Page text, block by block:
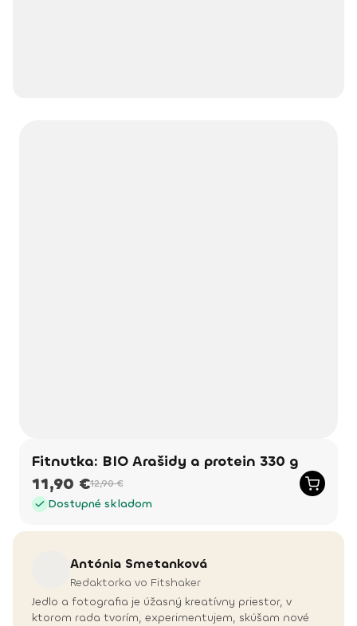
Fitnutka: BIO Arašidy a protein 330 g
11,90 €12,90 €
Dostupné skladom
Antónia Smetanková
Redaktorka vo Fitshaker
Jedlo a fotografia je úžasný kreatívny priestor, v
ktorom rada tvorím, experimentujem, skúšam nové